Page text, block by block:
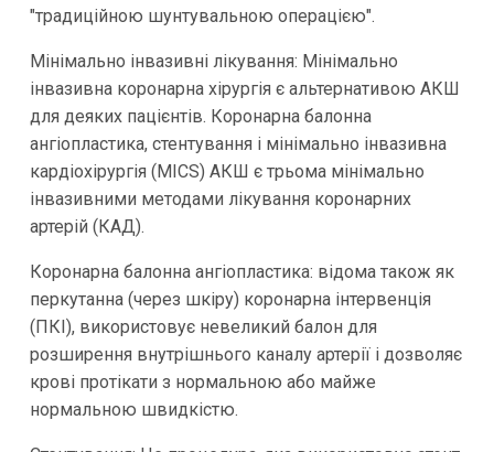
"традиційною шунтувальною операцією".
Мінімально інвазивні лікування: Мінімально
інвазивна коронарна хірургія є альтернативою АКШ
для деяких пацієнтів. Коронарна балонна
ангіопластика, стентування і мінімально інвазивна
кардіохірургія (MICS) АКШ є трьома мінімально
інвазивними методами лікування коронарних
артерій (КАД).
Коронарна балонна ангіопластика: відома також як
перкутанна (через шкіру) коронарна інтервенція
(ПКІ), використовує невеликий балон для
розширення внутрішнього каналу артерії і дозволяє
крові протікати з нормальною або майже
нормальною швидкістю.